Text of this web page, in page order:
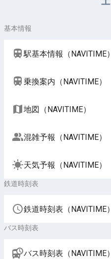
基本情報
駅基本情報（NAVITIME）
乗換案内（NAVITIME）
地図（NAVITIME）
混雑予報（NAVITIME）
天気予報（NAVITIME）
鉄道時刻表
鉄道時刻表（NAVITIME）
バス時刻表
バス時刻表（NAVITIME）